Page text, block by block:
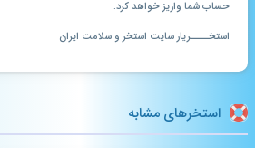
حساب شما واریز خواهد کرد.
استخــــریار سایت استخر و سلامت ایران
استخرهای مشابه